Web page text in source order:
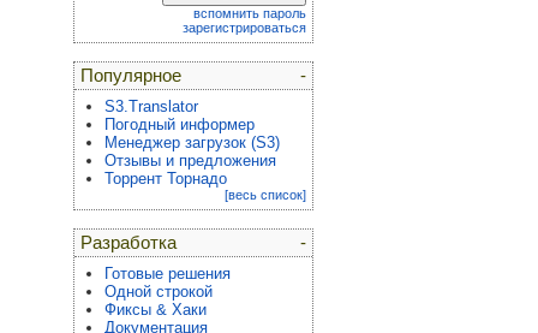
вспомнить пароль
зарегистрироваться
-
Популярное
S3.Translator
Погодный информер
Менеджер загрузок (S3)
Отзывы и предложения
Торрент Торнадо
[весь список]
-
Разработка
Готовые решения
Одной строкой
Фиксы & Хаки
Документация